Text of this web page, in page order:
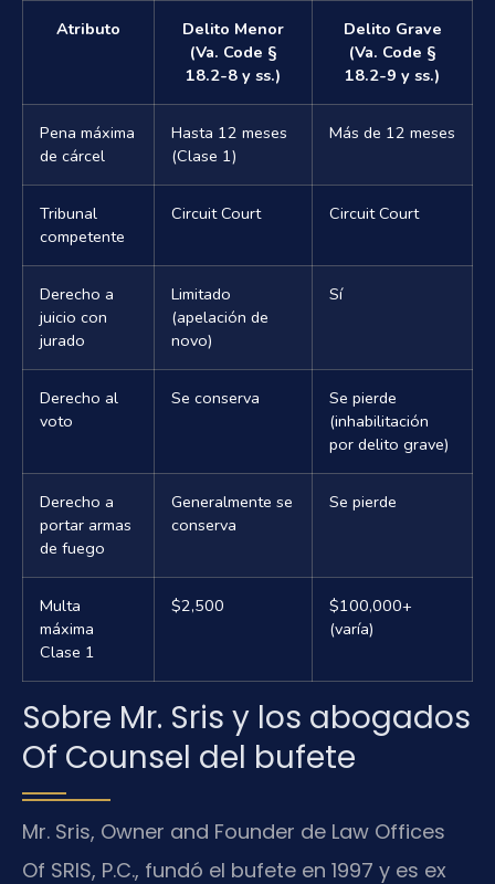
Atributo
Delito Menor
(Va. Code §
18.2-8 y ss.)
Delito Grave
(Va. Code §
18.2-9 y ss.)
Pena máxima
de cárcel
Hasta 12 meses
(Clase 1)
Más de 12 meses
Tribunal
competente
Circuit Court Circuit Court
Derecho a
juicio con
jurado
Limitado
(apelación de
novo)
Sí
Derecho al
voto
Se conserva
Se pierde
(inhabilitación
por delito grave)
Derecho a
portar armas
de fuego
Generalmente se
conserva
Se pierde
Multa
máxima
Clase 1
$2,500
$100,000+
(varía)
Sobre Mr. Sris y los abogados
Of Counsel del bufete
Mr. Sris, Owner and Founder de Law Offices
Of SRIS, P.C., fundó el bufete en 1997 y es ex